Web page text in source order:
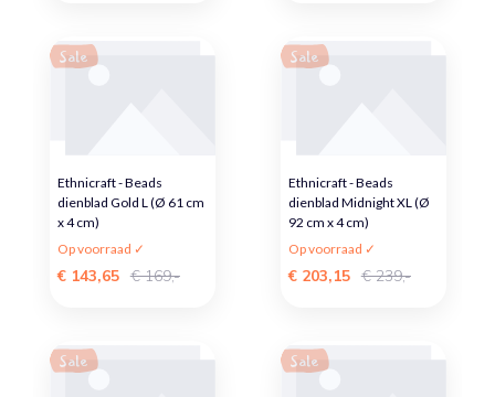
Sale
Ethnicraft - Beads
dienblad Gold L (Ø 61 cm
x 4 cm)
Op voorraad ✓
€ 143,65 € 169,-
Sale
Ethnicraft - Beads
dienblad Midnight XL (Ø
92 cm x 4 cm)
Op voorraad ✓
€ 203,15 € 239,-
Sale Sale